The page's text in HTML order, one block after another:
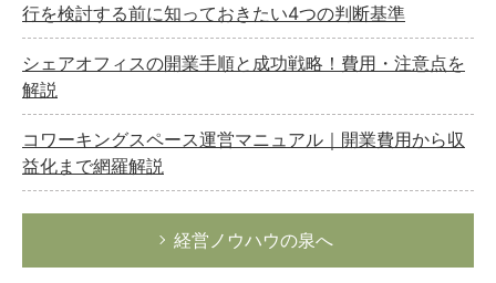
行を検討する前に知っておきたい4つの判断基準
シェアオフィスの開業手順と成功戦略！費用・注意点を
解説
コワーキングスペース運営マニュアル｜開業費用から収
益化まで網羅解説
経営ノウハウの泉へ